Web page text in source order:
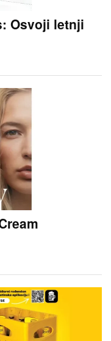
Osvoji letnji